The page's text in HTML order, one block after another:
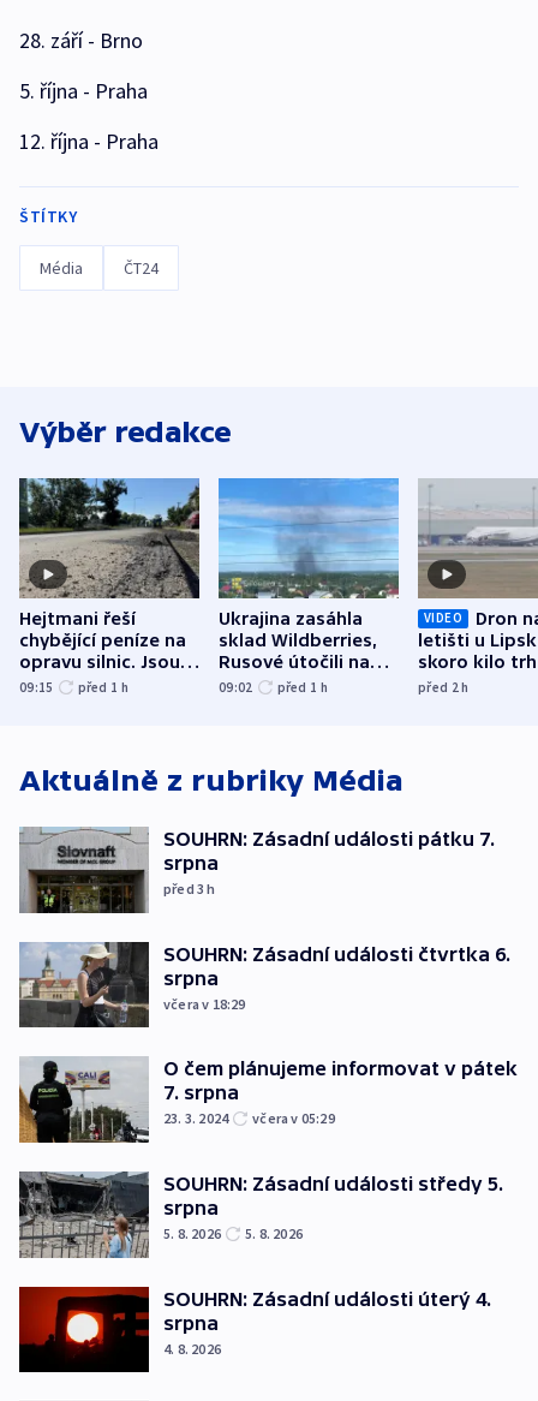
28. září - Brno
5. října - Praha
12. října - Praha
ŠTÍTKY
Média ČT24
Výběr redakce
Hejtmani řeší
chybějící peníze na
opravu silnic. Jsou
nenárokové, namítá
09:15 před 1 h
Ukrajina zasáhla
sklad Wildberries,
Rusové útočili na
trh, hasiče či
09:02 před 1 h
VIDEO
Dron
letišti u
skoro kilo
indicie
před 2h
Aktuálně z rubriky Média
SOUHRN: Zásadní události pátku 7.
srpna
před 3h
SOUHRN: Zásadní události čtvrtka 6.
srpna
včera v 18:29
O čem plánujeme informovat v pátek
7. srpna
23. 3. 2024 včera v 05:29
SOUHRN: Zásadní události středy 5.
srpna
5. 8. 2026 5. 8. 2026
SOUHRN: Zásadní události úterý 4.
srpna
4. 8. 2026